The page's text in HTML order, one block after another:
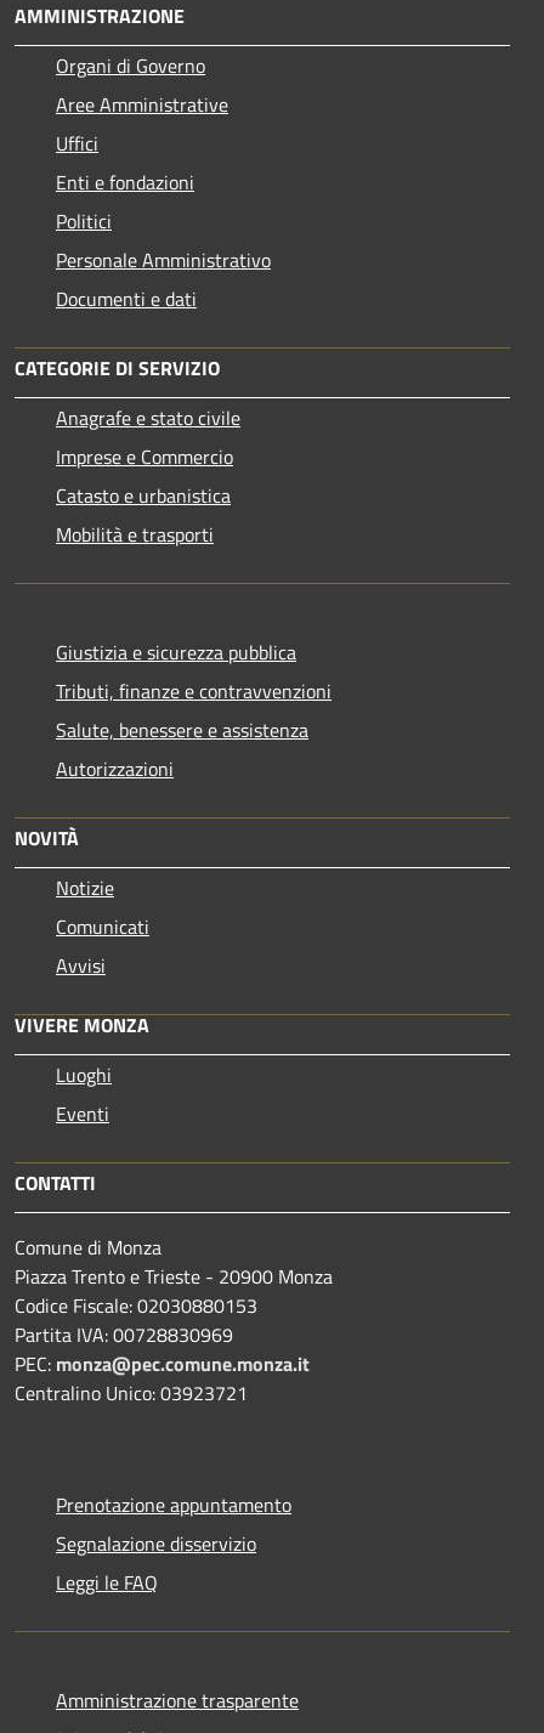
AMMINISTRAZIONE
Organi di Governo
Aree Amministrative
Uffici
Enti e fondazioni
Politici
Personale Amministrativo
Documenti e dati
CATEGORIE DI SERVIZIO
Anagrafe e stato civile
Imprese e Commercio
Catasto e urbanistica
Mobilità e trasporti
Giustizia e sicurezza pubblica
Tributi, finanze e contravvenzioni
Salute, benessere e assistenza
Autorizzazioni
NOVITÀ
Notizie
Comunicati
Avvisi
VIVERE MONZA
Luoghi
Eventi
CONTATTI
Comune di Monza
Piazza Trento e Trieste - 20900 Monza
Codice Fiscale: 02030880153
Partita IVA: 00728830969
PEC: monza@pec.comune.monza.it
Centralino Unico: 03923721
Prenotazione appuntamento
Segnalazione disservizio
Leggi le FAQ
Amministrazione trasparente